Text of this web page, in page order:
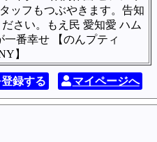
ッフもつぶやきます。告知
さい。もえ民 愛知愛 ハム
番幸せ 【のんプティ
】
録する マイページへ